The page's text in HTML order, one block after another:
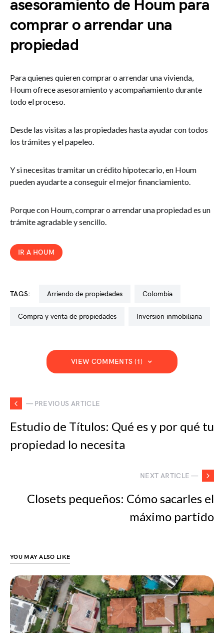
asesoramiento de Houm para
comprar o arrendar una
propiedad
Para quienes quieren comprar o arrendar una vivienda,
Houm ofrece asesoramiento y acompañamiento durante
todo el proceso.
Desde las visitas a las propiedades hasta ayudar con todos
los trámites y el papeleo.
Y si necesitas tramitar un crédito hipotecario, en Houm
pueden ayudarte a conseguir el mejor financiamiento.
Porque con Houm, comprar o arrendar una propiedad es un
trámite agradable y sencillo.
IR A HOUM
TAGS: arriendo de propiedades colombia
compra y venta de propiedades inversion inmobiliaria
VIEW COMMENTS (1)
— PREVIOUS ARTICLE
Estudio de Títulos: Qué es y por qué tu
propiedad lo necesita
NEXT ARTICLE —
Closets pequeños: Cómo sacarles el
máximo partido
YOU MAY ALSO LIKE